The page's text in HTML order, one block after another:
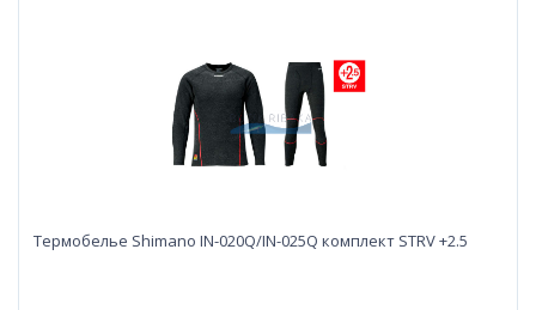
Термобелье Shimano IN-020Q/IN-025Q комплект STRV +2.5